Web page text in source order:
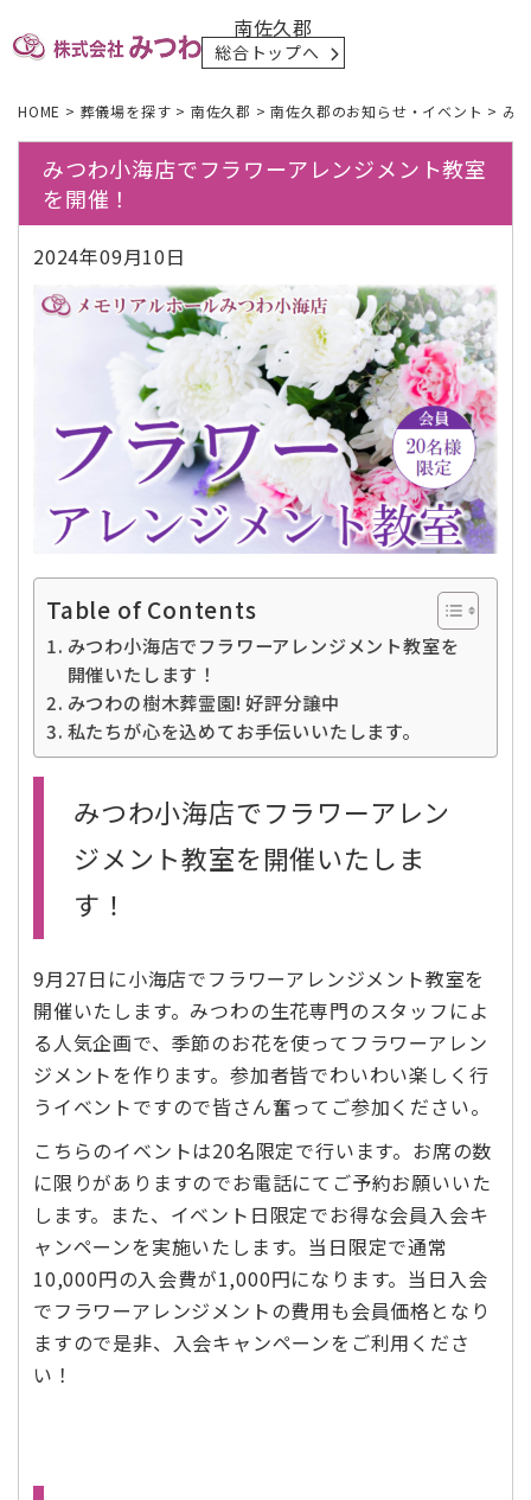
南佐久郡
総合トップへ
HOME > 葬儀場を探す > 南佐久郡 >南佐久郡のお知らせ・イベント > み
みつわ小海店でフラワーアレンジメント教室
を開催！
2024年09月10日
Table of Contents
みつわ小海店でフラワーアレンジメント教室を
開催いたします！
みつわの樹木葬霊園! 好評分譲中
私たちが心を込めてお手伝いいたします。
みつわ小海店でフラワーアレン
ジメント教室を開催いたしま
す！
9月27日に小海店でフラワーアレンジメント教室を
開催いたします。みつわの生花専門のスタッフによ
る人気企画で、季節のお花を使ってフラワーアレン
ジメントを作ります。参加者皆でわいわい楽しく行
うイベントですので皆さん奮ってご参加ください。
こちらのイベントは20名限定で行います。お席の数
に限りがありますのでお電話にてご予約お願いいた
します。また、イベント日限定でお得な会員入会キ
ャンペーンを実施いたします。当日限定で通常
10,000円の入会費が1,000円になります。当日入会
でフラワーアレンジメントの費用も会員価格となり
ますので是非、入会キャンペーンをご利用くださ
い！